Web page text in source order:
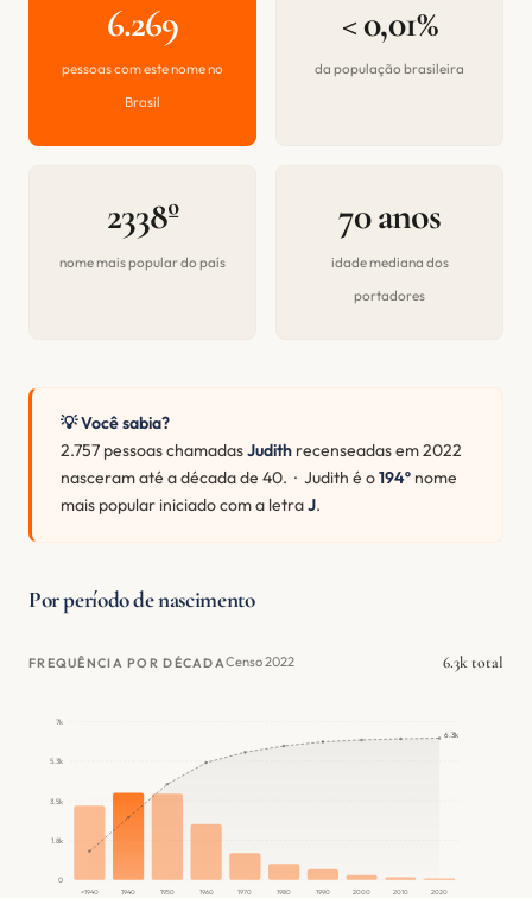
6.269
pessoas com este nome no
Brasil
< 0,01%
da população brasileira
2338º
nome mais popular do país
70 anos
idade mediana dos
portadores
💡 Você sabia?
2.757 pessoas chamadasJudith recenseadas em 2022
nasceram até a década de 40. · Judith é o194º nome
mais popular iniciado com a letraJ.
Por período de nascimento
FREQUÊNCIA POR DÉCADACenso 2022 6.3k total
0
1.8k
3.5k
5.3k
7k
<1940 1940 1950 1960 1970 1980 1990 2000 2010 2020
6.3k